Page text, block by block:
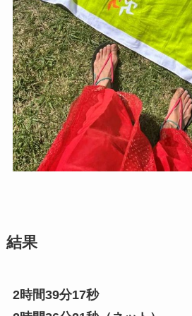
結果
2時間39分17秒